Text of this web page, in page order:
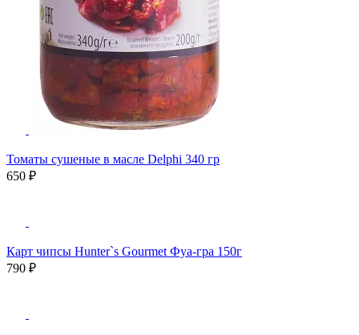
Томаты сушеные в масле Delphi 340 гр
650 ₽
Карт чипсы Hunter`s Gourmet Фуа-гра 150г
790 ₽